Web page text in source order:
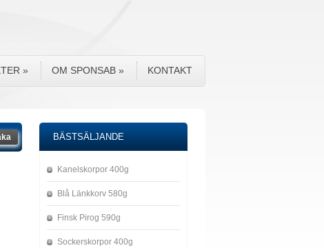
» OM SPONSAB » KONTAKT
BÄSTSÄLJANDE
Kanelskorpor 400g
Blå Länkkorv 580g
Finsk Pirog 590g
Sockerskorpor 400g